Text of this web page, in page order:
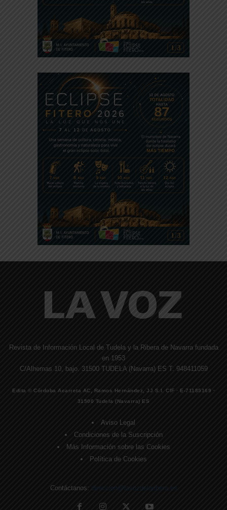
Revista de Información Local de Tudela y la Ribera de Navarra fundada
en 1953
C/Alhemas 10, bajo. 31500 TUDELA (Navarra) ES T. 948411059
Edita © Córdoba Acarreta AC, Ramos Hernández, JJ S.I. CIF · E-71185169 ·
31500 Tudela (Navarra) ES
Aviso Legal
Condiciones de la Suscripción
Más Información sobre las Cookies
Política de Cookies
Contáctanos: direccion@lavozdelaribera.es